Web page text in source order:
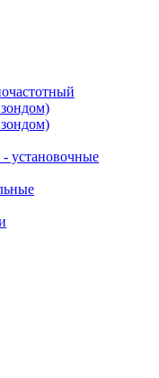
установочные